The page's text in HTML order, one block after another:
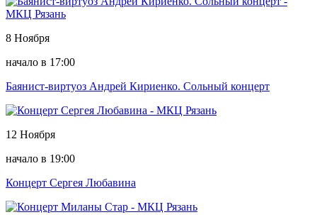
8 Ноября
начало в 17:00
Баянист-виртуоз Андрей Кириенко. Сольный концерт
12 Ноября
начало в 19:00
Концерт Сергея Любавина